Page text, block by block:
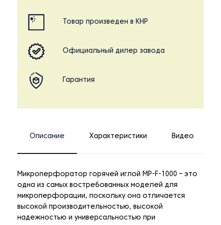
Товар произведен в КНР
Официальный дилер завода
Гарантия
Описание Характеристики Видео
Микроперфоратор горячей иглой MP-F-1000 – это
одна из самых востребованных моделей для
микроперфорации, поскольку она отличается
высокой производительностью, высокой
надежностью и универсальностью при